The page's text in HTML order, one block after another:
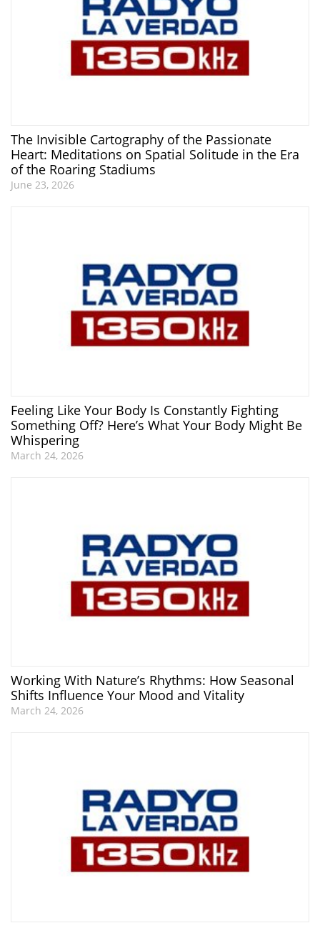
The Invisible Cartography of the Passionate
Heart: Meditations on Spatial Solitude in the Era
of the Roaring Stadiums
June 23, 2026
Feeling Like Your Body Is Constantly Fighting
Something Off? Here’s What Your Body Might Be
Whispering
March 24, 2026
Working With Nature’s Rhythms: How Seasonal
Shifts Influence Your Mood and Vitality
March 24, 2026